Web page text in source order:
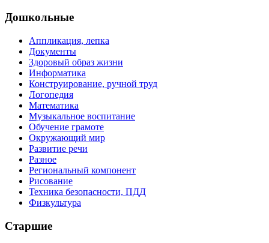
Дошкольные
Аппликация, лепка
Документы
Здоровый образ жизни
Информатика
Конструирование, ручной труд
Логопедия
Математика
Музыкальное воспитание
Обучение грамоте
Окружающий мир
Развитие речи
Разное
Региональный компонент
Рисование
Техника безопасности, ПДД
Физкультура
Старшие